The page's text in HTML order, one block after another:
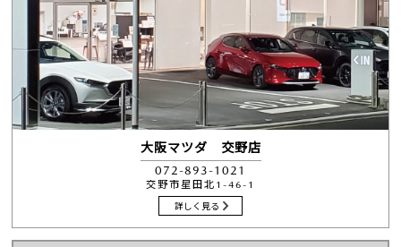
大阪マツダ 交野店
072-893-1021
交野市星田北1-46-1
詳しく見る